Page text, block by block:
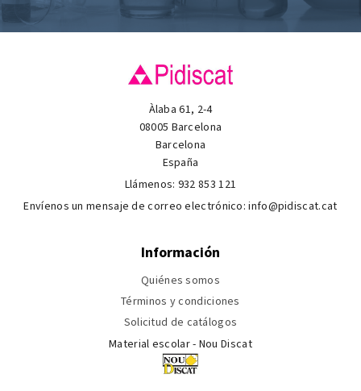
Àlaba 61, 2-4
08005 Barcelona
Barcelona
España
Llámenos: 932 853 121
Envíenos un mensaje de correo electrónico:info@pidiscat.cat
Información
Quiénes somos
Términos y condiciones
Solicitud de catálogos
Material escolar - Nou Discat